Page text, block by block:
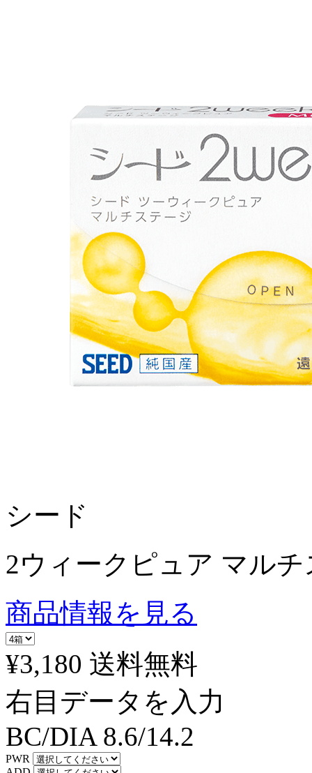
シード
2ウィークピュア マル
商品情報を見る
¥3,180 送料無料
右目データを入力
BC/DIA 8.6/14.2
PWR